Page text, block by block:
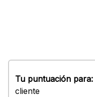
Tu puntuación para:
cliente